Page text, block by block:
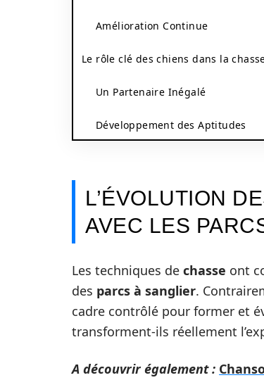
Amélioration Continue
Le rôle clé des chiens dans la
Un Partenaire Inégalé
Développement des Aptitudes
L’ÉVOLUTION
AVEC LES
Les techniques de chasse ont
des parcs à sanglier.
cadre contrôlé pour former et
transforment-ils réellement
A découvrir également :